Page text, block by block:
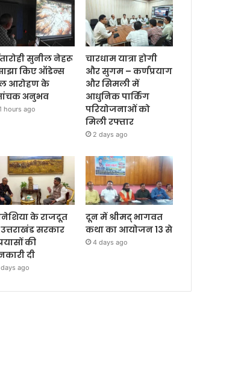
सुनील नेहरू
किए ऑडेन्स
आरोहण के
अनुभव
hours ago
चारधाम यात्रा होगी
और सुगम – कर्णप्रयाग
और सिमली में
आधुनिक पार्किंग
परियोजनाओं को
मिली रफ्तार
2 days ago
के राजदूत
सरकार
की
दी
ago
दून में श्रीमद् भागवत
कथा का आयोजन 13 से
4 days ago